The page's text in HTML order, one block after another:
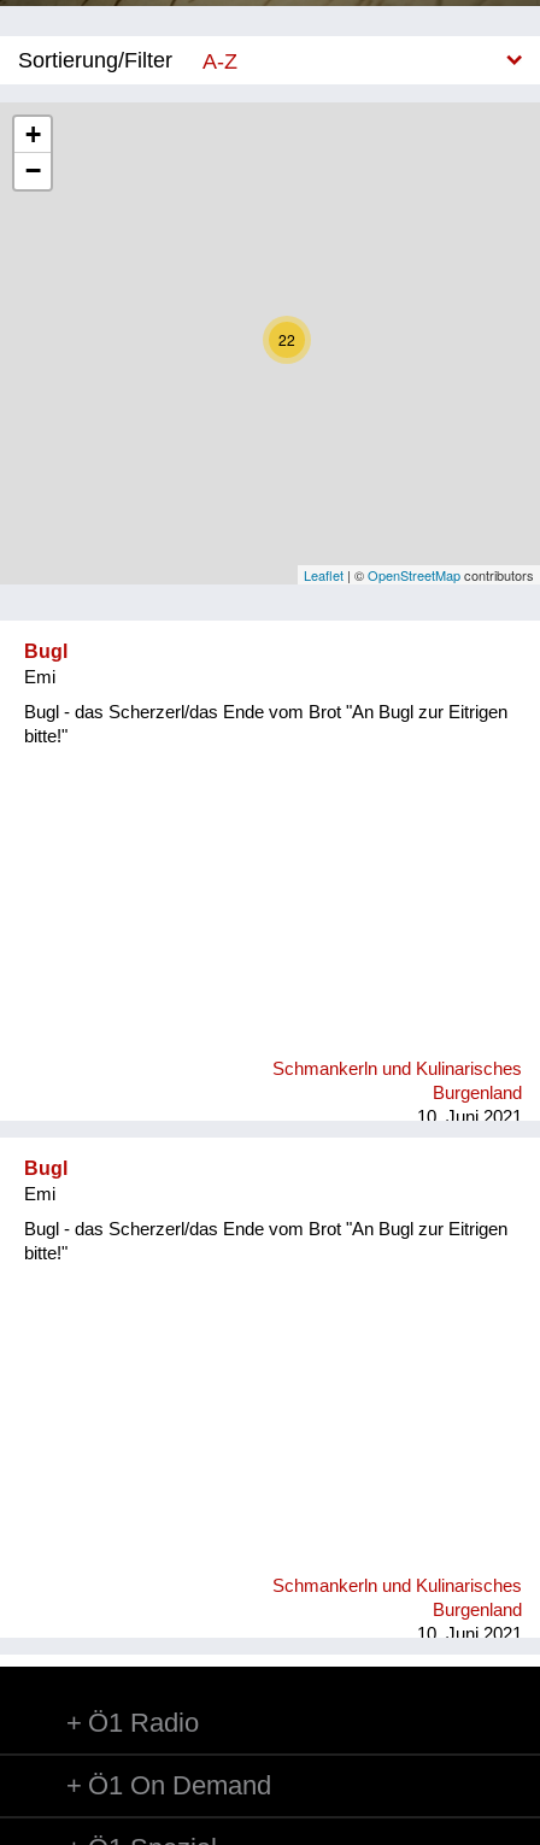
Sortierung/Filter
A-Z
Niederösterreich
Oberösterreich
Vorarlberg
22
+
−
Leaflet | ©OpenStreetMapcontributors
Bugl
Emi
Bugl - das Scherzerl/das Ende vom Brot "An Bugl zur Eitrigen
bitte!"
Schmankerln und Kulinarisches
Burgenland
10. Juni 2021
Bugl
Emi
Bugl - das Scherzerl/das Ende vom Brot "An Bugl zur Eitrigen
bitte!"
Schmankerln und Kulinarisches
Burgenland
10. Juni 2021
Ö1 Radio
Ö1 On Demand